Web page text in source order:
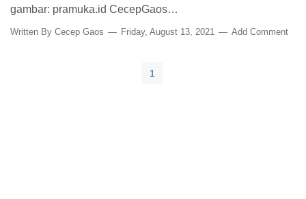
gambar: pramuka.id CecepGaos…
Written By Cecep Gaos Friday, August 13, 2021 Add Comment
1